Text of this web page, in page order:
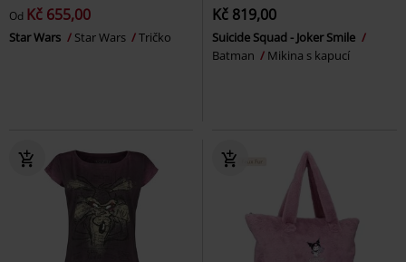
Od Kč 655,00
Star Wars Star Wars Tričko
Kč 819,00
Suicide Squad - Joker Smile
Batman
Mikina s kapucí